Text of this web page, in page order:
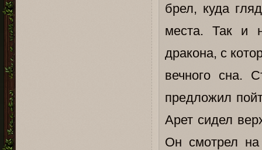
брел, куда
места. Так и
дракона, с
вечного сна.
предложил
Арет сидел
Он смотрел на